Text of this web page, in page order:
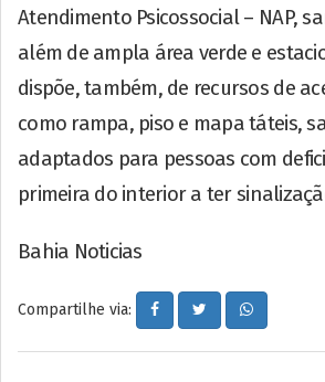
Atendimento Psicossocial – NAP,
além de ampla área verde e
dispõe, também, de recursos de
como rampa, piso e mapa táteis,
adaptados para pessoas com
primeira do interior a ter
Bahia Noticias
Compartilhe via: